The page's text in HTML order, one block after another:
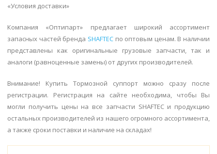
«Условия доставки»
Компания «Оптипарт» предлагает широкий ассортимент
запасных частей бренда SHAFTECпо оптовым ценам. В наличии
представлены как оригинальные грузовые запчасти, так и
аналоги (равноценные замены) от других производителей.
Внимание! Купить Тормозной суппорт можно сразу после
регистрации. Регистрация на сайте необходима, чтобы Вы
могли получить цены на все запчасти SHAFTEC и продукцию
остальных производителей из нашего огромного ассортимента,
а также сроки поставки и наличие на складах!